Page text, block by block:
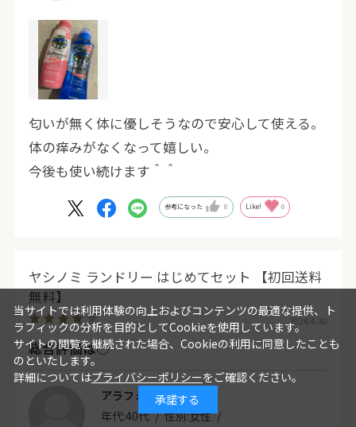
匂いが無く体に優しそうなので安心して使える。
体の痒みがなくなって嬉しい。
今後も使い続けます＾＾
参考になった 0 Like! 0
ヤシノミ ランドリー はじめてセット 【初回送料
無料】
2026.4.30
総合評価は○
アラフォー
年代:40代 性別:女性
当サイトでは利用体験の向上およびコンテンツの最適な提供、ト
ラフィックの分析を目的としてCookieを使用しています。
サイトの閲覧を継続された場合、Cookieの利用に同意したことも
のといたします。
詳細についてはプライバシーポリシーをご確認ください。
承諾する